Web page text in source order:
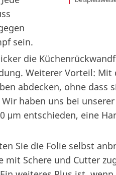
sein.
die
Weiterer Vorteil: Mit
abdecken, ohne dass
Wir haben uns bei
μm entschieden, eine
Sie die Folie selbst
mit Schere und Cutter